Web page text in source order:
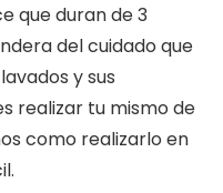
que duran de 3
del cuidado que
y sus
realizar tu mismo de
como realizarlo en